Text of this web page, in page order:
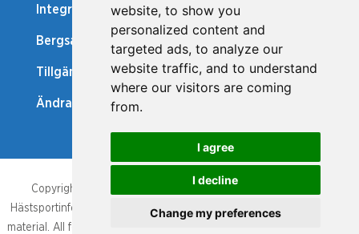
website, to show you
personalized content and
targeted ads, to analyze our
website traffic, and to understand
where our visitors are coming
from.
I agree
I decline
Change my preferences
Integritetspolicy
Bergsåker Nytt
Tillgänglighetsredogörelse
Ändra cookie-inställningar
Copyright/database right, Bergsåker och Svensk Travsport.
Hästsportinformationen som publicerats är upphovsrättsligt skyddat
material. All form av kopiering, av hela eller delar av den publicerade